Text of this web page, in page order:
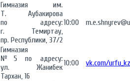
Гимназия им.
Т. Аубакирова
по адресу:
г. Темиртау,
пр. Республики, 37/2
10:00
Гимназия
№5 по адресу:
ул. Жанибек
Тархан, 16
10:00 vk.com/urfu_kz